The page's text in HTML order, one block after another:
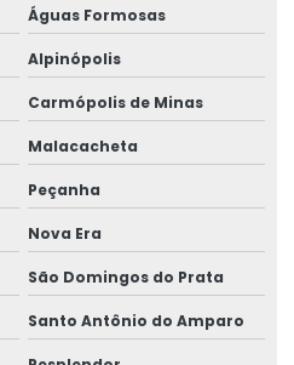
De Cargas
Para Indústria
Industriais
Águas Formosas
Alpinópolis
Carmópolis de Minas
Malacacheta
Peçanha
Nova Era
São Domingos do Prata
Santo Antônio do Amparo